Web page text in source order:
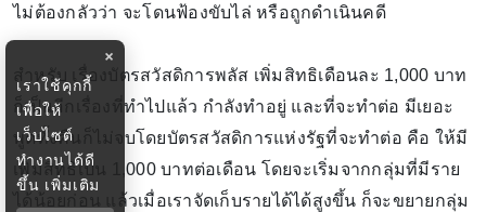
ไม่ต้องกลัวว่า จะโดนฟ้องขับไล่ หรือถูกดำเนินคดี
สำหรับ เรื่องบัตรสวัสดิการพลัส เพิ่มสิทธิเดือนละ 1,000 บาท
ก็เป็นอีกเรื่องที่ทำไปแล้ว กำลังทำอยู่ และที่จะทำต่อ มีเยอะ
พูดทั้งคืนก็ไม่จบโดยบัตรสวัสดิการแห่งรัฐที่จะทำต่อ คือ ให้มี
เพิ่มสิทธิเป็น 1,000 บาทต่อเดือน โดยจะเริ่มจากกลุ่มที่มีราย
ได้น้อยก่อน แล้วเมื่อเราจัดเก็บรายได้ได้สูงขึ้น ก็จะขยายกลุ่ม
×
เราใช้คุกกี้
เพื่อให้
เว็บไซต์
ทำงานได้ดี
ขึ้น เพิ่มเติม